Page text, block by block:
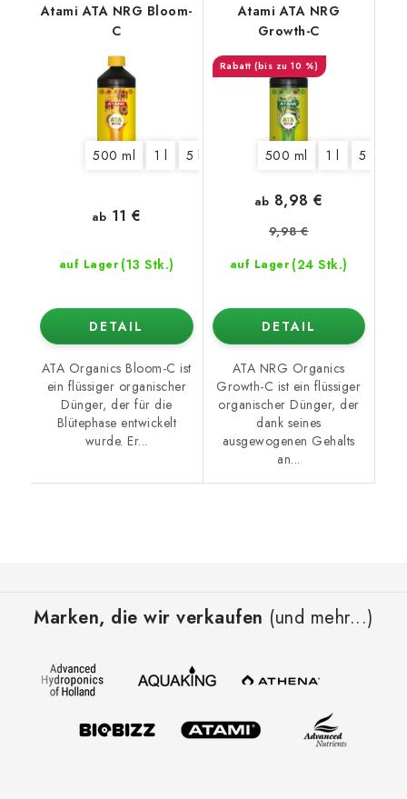
Atami ATA NRG Bloom-
C
500 ml 1 l 5 l
auf Lager (13 Stk.)
ab 11 €
DETAIL
ATA Organics Bloom-C ist
ein flüssiger organischer
Dünger, der für die
Blütephase entwickelt
wurde. Er...
Atami ATA NRG
Growth-C
(bis zu 10 %)
500 ml 1 l 5 l
auf Lager (24 Stk.)
ab 8,98 €
9,98 €
DETAIL
ATA NRG Organics
Growth-C ist ein flüssiger
organischer Dünger, der
dank seines
ausgewogenen Gehalts
an...
Marken, die wir verkaufen (und mehr...)